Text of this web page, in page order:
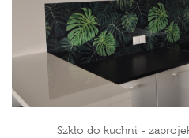
Szkło do kuchni -